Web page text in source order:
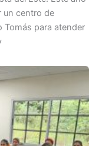
un centro de
Tomás para atender